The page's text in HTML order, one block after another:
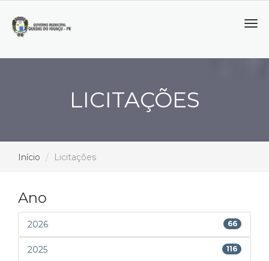
LICITAÇÕES
Início Licitações
Ano
2026 66
2025 116